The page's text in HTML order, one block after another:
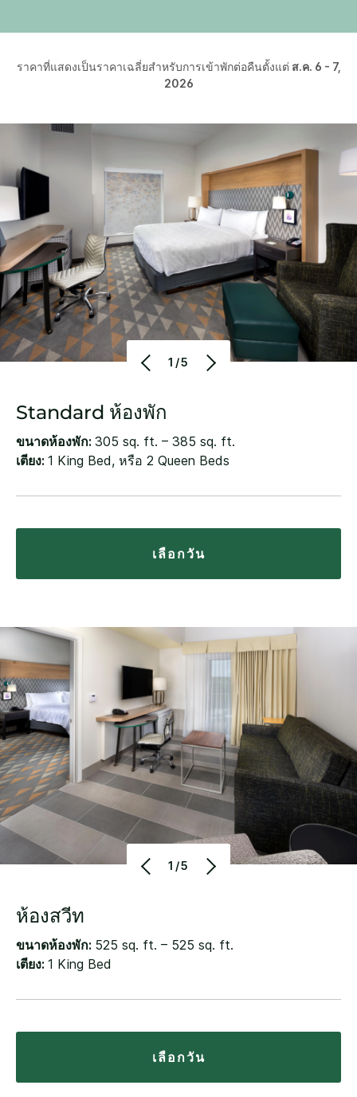
ราคาที่แสดงเป็นราคาเฉลี่ยสำหรับการเข้าพักต่อคืนตั้งแต่ ส.ค. 6 - 7,
2026
1/5
Standard ห้องพัก
ขนาดห้องพัก: 305 sq. ft. – 385 sq. ft.
เตียง: 1 King Bed, หรือ 2 Queen Beds
เลือกวัน
1/5
ห้องสวีท
ขนาดห้องพัก: 525 sq. ft. – 525 sq. ft.
เตียง: 1 King Bed
เลือกวัน